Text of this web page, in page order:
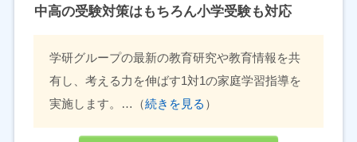
中高の受験対策はもちろん小学受験も対応
学研グループの最新の教育研究や教育情報を共
有し、考える力を伸ばす1対1の家庭学習指導を
実施します。…（続きを見る ）